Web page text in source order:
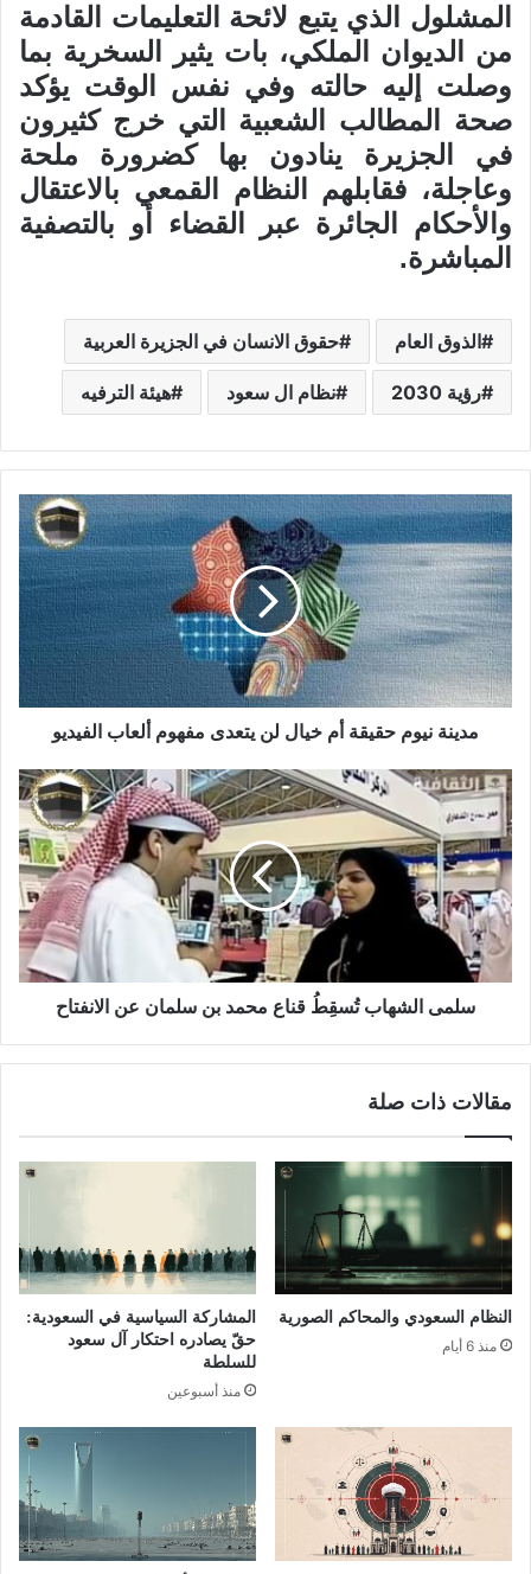
المشلول الذي يتبع لائحة التعليمات القادمة
من الديوان الملكي، بات يثير السخرية بما
وصلت إليه حالته وفي نفس الوقت يؤكد
صحة المطالب الشعبية التي خرج كثيرون
في الجزيرة ينادون بها كضرورة ملحة
وعاجلة، فقابلهم النظام القمعي بالاعتقال
والأحكام الجائرة عبر القضاء أو بالتصفية
المباشرة.
الذوق العام حقوق الانسان في الجزيرة العربية
رؤية 2030 نظام ال سعود هيئة الترفيه
مدينة نيوم حقيقة أم خيال لن يتعدى مفهوم ألعاب الفيديو
سلمى الشهاب تُسقِطُ قناع محمد بن سلمان عن الانفتاح
مقالات ذات صلة
النظام السعودي والمحاكم الصورية
منذ 6 أيام
المشاركة السياسية في السعودية:
حقّ يصادره احتكار آل سعود
للسلطة
منذ أسبوعين